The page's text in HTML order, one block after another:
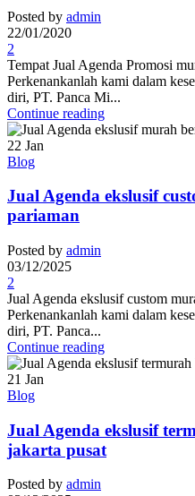
Posted by admin
22/01/2020
2
Tempat Jual Agenda Promosi
Perkenankanlah kami dalam
diri, PT. Panca Mi...
Continue reading
22 Jan
Blog
Jual Agenda ekslusif
pariaman
Posted by admin
03/12/2025
2
Jual Agenda ekslusif custom
Perkenankanlah kami dalam
diri, PT. Panca...
Continue reading
21 Jan
Blog
Jual Agenda ekslusif
jakarta pusat
Posted by admin